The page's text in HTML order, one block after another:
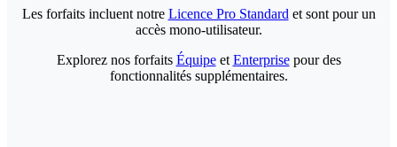
Les forfaits incluent notre Licence Pro Standard et sont pour un
accès mono-utilisateur.
Explorez nos forfaits Équipeet Enterprisepour des
fonctionnalités supplémentaires.